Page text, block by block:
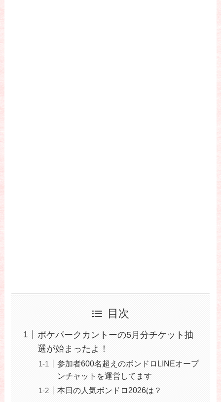
目次
ポケパークカントーの5月分チケット抽
選が始まったよ！
参加者600名超えのボンドロLINEオープ
ンチャットを運営してます
本日の人気ボンドロ2026は？